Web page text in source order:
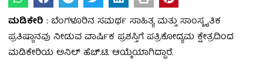
ಮಡಿಕೇರಿ : ಬೆಂಗಳೂರಿನ ಸಮರ್ಥ ಸಾಹಿತ್ಯ ಮತ್ತು ಸಾಂಸ್ಕೖತಿಕ
ಪ್ರತಿಷ್ಠಾನವು ನೀಡುವ ವಾರ್ಷಿಕ ಪ್ರಶಸ್ತಿಗೆ ಪತ್ರಿಕೋದ್ಯಮ ಕ್ಷೇತ್ರದಿಂದ
ಮಡಿಕೇರಿಯ ಅನಿಲ್ ಹೆಚ್.ಟಿ. ಆಯ್ಕೆಯಾಗಿದ್ದಾರೆ.